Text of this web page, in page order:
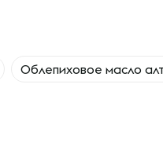
Облепиховое масло